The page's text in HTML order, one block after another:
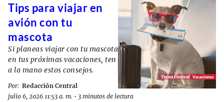
Tips para viajar en
avión con tu
mascota
Si planeas viajar con tu mascota
en tus próximas vacaciones, ten
a la mano estos consejos.
Por: Redacción Central
julio 6, 2026 11:53 a. m. • 3 minutos de lectura